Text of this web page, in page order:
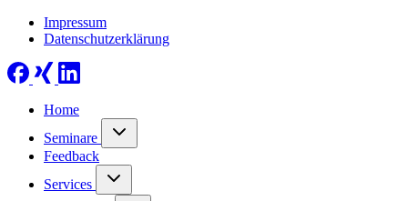
Impressum
Datenschutzerklärung
Home
Seminare
Feedback
Services